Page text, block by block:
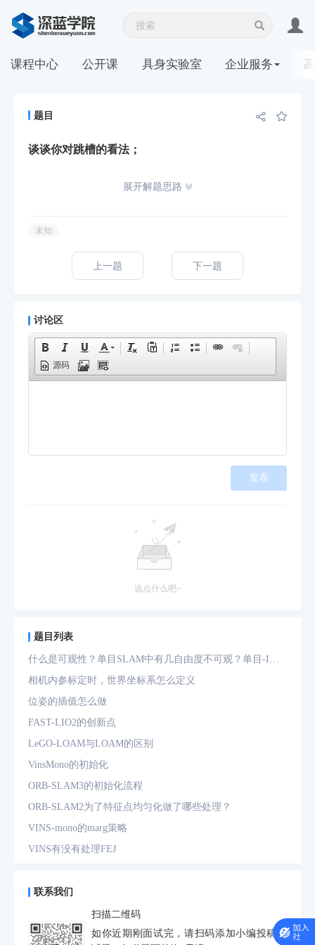
课程中心 公开课 具身实验室 企业服务
题目
谈谈你对跳槽的看法；
展开解题思路
未知
上一题 下一题
讨论区
源码
发表
说点什么吧~
题目列表
什么是可观性？单目SLAM中有几自由度不可观？单目-IMU
系统中有几自由度不可观？
相机内参标定时，世界坐标系怎么定义
位姿的插值怎么做
FAST-LIO2的创新点
LeGO-LOAM与LOAM的区别
VinsMono的初始化
ORB-SLAM3的初始化流程
ORB-SLAM2为了特征点均匀化做了哪些处理？
VINS-mono的marg策略
VINS有没有处理FEJ
预积分中的bias如何处理
为什么要进行预积分
IMU测量方程是什么？噪声模型是什么？
联系我们
扫描二维码
如你近期刚面试完，请扫码添加小编投稿面